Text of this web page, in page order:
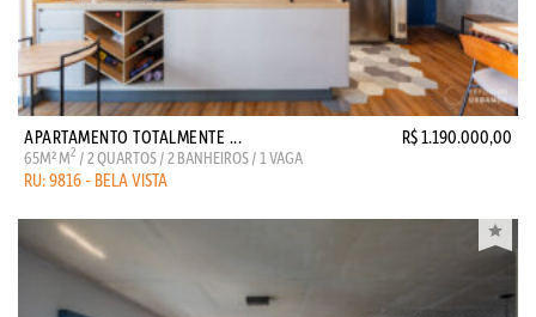
APARTAMENTO TOTALMENTE ... R$ 1.190.000,00
65M² M2 / 2 QUARTOS / 2 BANHEIROS / 1 VAGA
RU: 9816 - BELA VISTA